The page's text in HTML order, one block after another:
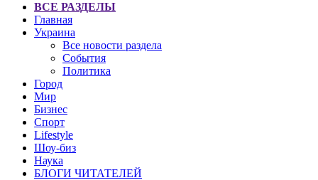
ВСЕ РАЗДЕЛЫ
Главная
Украина
Все новости раздела
События
Политика
Город
Мир
Бизнес
Спорт
Lifestyle
Шоу-биз
Наука
БЛОГИ ЧИТАТЕЛЕЙ